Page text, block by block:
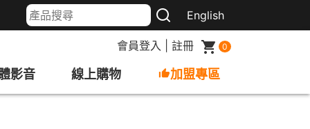
English
會員登入 註冊 0
影音 線上購物 加盟專區